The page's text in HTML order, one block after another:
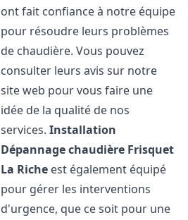
ont fait confiance à notre équipe
pour résoudre leurs problèmes
de chaudière. Vous pouvez
consulter leurs avis sur notre
site web pour vous faire une
idée de la qualité de nos
services.Installation
Dépannage chaudière Frisquet
La Riche est également équipé
pour gérer les interventions
d'urgence, que ce soit pour une